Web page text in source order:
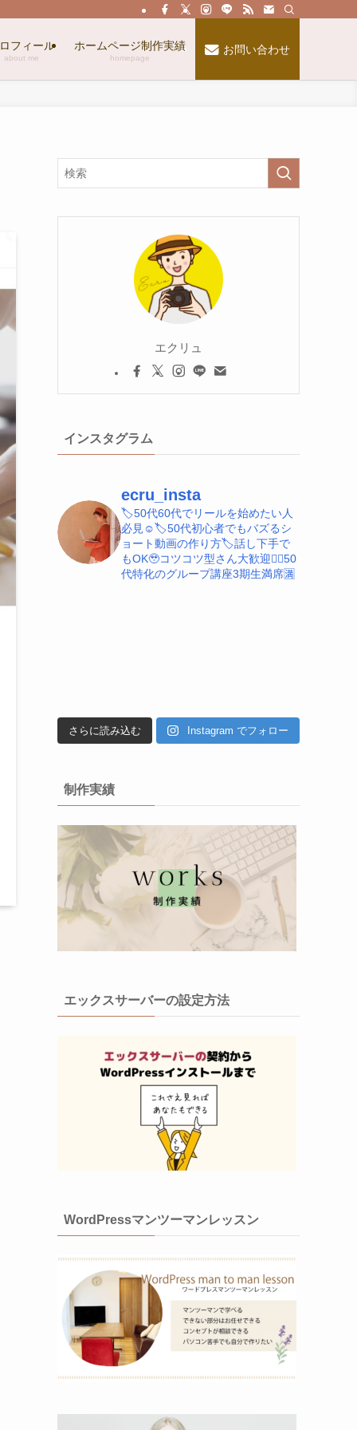
フィール
about me
ホームページ制作実績
homepage
お問い合わせ
エクリュ
インスタグラム
ecru_insta
🏷️50代60代でリールを始めたい人
必見☺️🏷️50代初心者でもバズるシ
ョート動画の作り方🏷️話し下手で
もOK🥹コツコツ型さん大歓迎💁‍♀️50
代特化のグループ講座3期生満席🈵
さらに読み込む Instagram でフォロー
制作実績
エックスサーバーの設定方法
WordPressマンツーマンレッスン